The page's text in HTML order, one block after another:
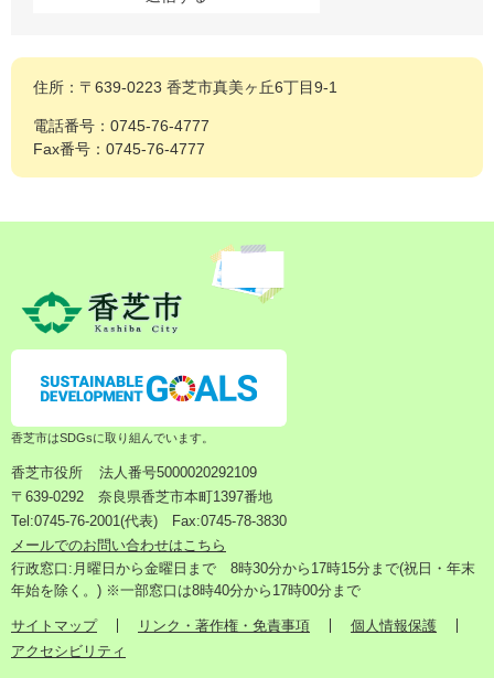
住所：〒639-0223 香芝市真美ヶ丘6丁目9-1
電話番号：0745-76-4777
Fax番号：0745-76-4777
香芝市はSDGsに取り組んでいます。
香芝市役所
法人番号5000020292109
〒639-0292 奈良県香芝市本町1397番地
Tel:0745-76-2001(代表) Fax:0745-78-3830
メールでのお問い合わせはこちら
行政窓口:月曜日から金曜日まで 8時30分から17時15分まで(祝日・年末
年始を除く。) ※一部窓口は8時40分から17時00分まで
サイトマップ リンク・著作権・免責事項
個人情報保護
アクセシビリティ